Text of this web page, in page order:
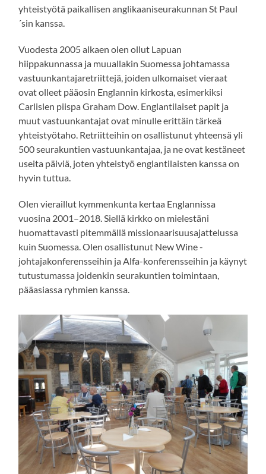
yhteistyötä paikallisen anglikaaniseurakunnan St Paul
´sin kanssa.
Vuodesta 2005 alkaen olen ollut Lapuan
hiippakunnassa ja muuallakin Suomessa johtamassa
vastuunkantajaretriittejä, joiden ulkomaiset vieraat
ovat olleet pääosin Englannin kirkosta, esimerkiksi
Carlislen piispa Graham Dow. Englantilaiset papit ja
muut vastuunkantajat ovat minulle erittäin tärkeä
yhteistyötaho. Retriitteihin on osallistunut yhteensä yli
500 seurakuntien vastuunkantajaa, ja ne ovat kestäneet
useita päiviä, joten yhteistyö englantilaisten kanssa on
hyvin tuttua.
Olen vieraillut kymmenkunta kertaa Englannissa
vuosina 2001–2018. Siellä kirkko on mielestäni
huomattavasti pitemmällä missionaarisuusajattelussa
kuin Suomessa. Olen osallistunut New Wine -
johtajakonferensseihin ja Alfa-konferensseihin ja käynyt
tutustumassa joidenkin seurakuntien toimintaan,
pääasiassa ryhmien kanssa.